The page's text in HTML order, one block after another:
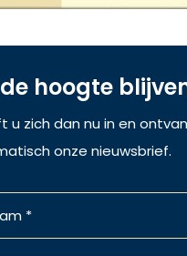
hoogte
u zich dan nu in en
onze nieuwsbrief.